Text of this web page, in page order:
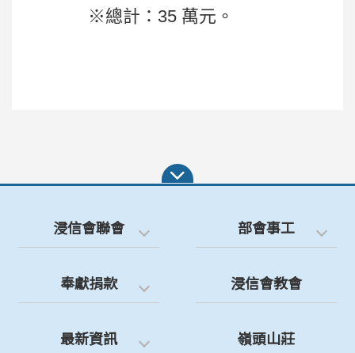
※總計：35 萬元。
浸信會聯會 部會事工
奉獻捐款 浸信會教會
最新資訊 嶺頭山莊